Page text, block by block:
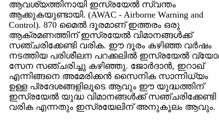
ആവശ്യത്തിനായി ഇസ്രയേല്‍ സ്വന്തം
ആക്കുകയുണ്ടായി. (AWAC - Airborne Warning and
Control). 870 മൈല്‍ ദൂരമാണ് ഇത്തരം ഒരു
ആക്രമണത്തിന് ഇസ്രയേല്‍ വിമാനങ്ങള്‍ക്ക്
സഞ്ചരിക്കേണ്ടി വരിക. ഈ ദൂരം കഴിഞ്ഞ വര്‍ഷം
നടത്തിയ പരിശീലന പറക്കലില്‍ ഇസ്രയേല്‍
സേന സഞ്ചരിച്ചു കഴിഞ്ഞു. ജോര്‍ദാന്‍, ഇറാഖ്
എന്നിങ്ങനെ അമേരിക്കന്‍ സൈനിക സാന്നിധ്യം
ഉള്ള പ്രദേശങ്ങളിലൂടെ ആവും ഈ യുദ്ധത്തിന്
ഇസ്രയേല്‍ യുദ്ധ വിമാനങ്ങള്‍ക്ക് സഞ്ചരിക്കേണ്ടി
വരിക എന്നതും ഇസ്രയേലിന് അനുകൂലം ആവും.